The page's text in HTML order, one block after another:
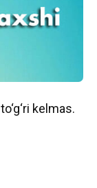
kelmas.